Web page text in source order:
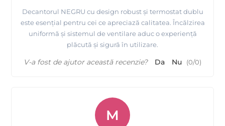
Decantorul NEGRU cu design robust și termostat dublu
este esențial pentru cei ce apreciază calitatea. Încălzirea
uniformă și sistemul de ventilare aduc o experiență
plăcută și sigură în utilizare.
V-a fost de ajutor această recenzie? Da Nu (0/0)
M